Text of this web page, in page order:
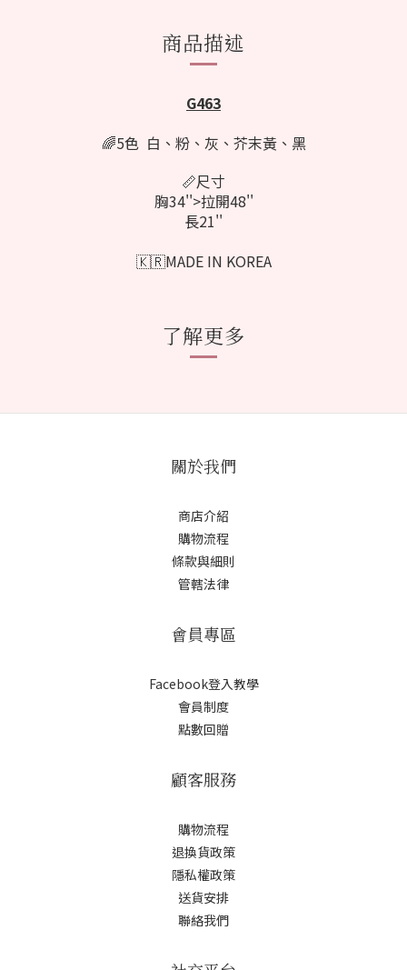
商品描述
G463
🌈5色 白、粉、灰、芥末黃、黑
📏尺寸
胸34''>拉開48''
長21''
🇰🇷MADE IN KOREA
了解更多
關於我們
商店介紹
購物流程
條款與細則
管轄法律
會員專區
Facebook登入教學
會員制度
點數回贈
顧客服務
購物流程
退換貨政策
隱私權政策
送貨安排
聯絡我們